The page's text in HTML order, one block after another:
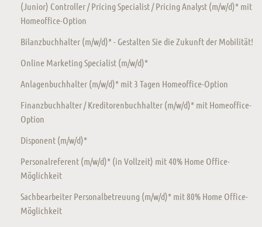
(Junior) Controller / Pricing Specialist / Pricing Analyst (m/w/d)* mit
Homeoffice-Option
Bilanzbuchhalter (m/w/d)* - Gestalten Sie die Zukunft der Mobilität!
Online Marketing Specialist (m/w/d)*
Anlagenbuchhalter (m/w/d)* mit 3 Tagen Homeoffice-Option
Finanzbuchhalter / Kreditorenbuchhalter (m/w/d)* mit Homeoffice-
Option
Disponent (m/w/d)*
Personalreferent (m/w/d)* (in Vollzeit) mit 40% Home Office-
Möglichkeit
Sachbearbeiter Personalbetreuung (m/w/d)* mit 80% Home Office-
Möglichkeit